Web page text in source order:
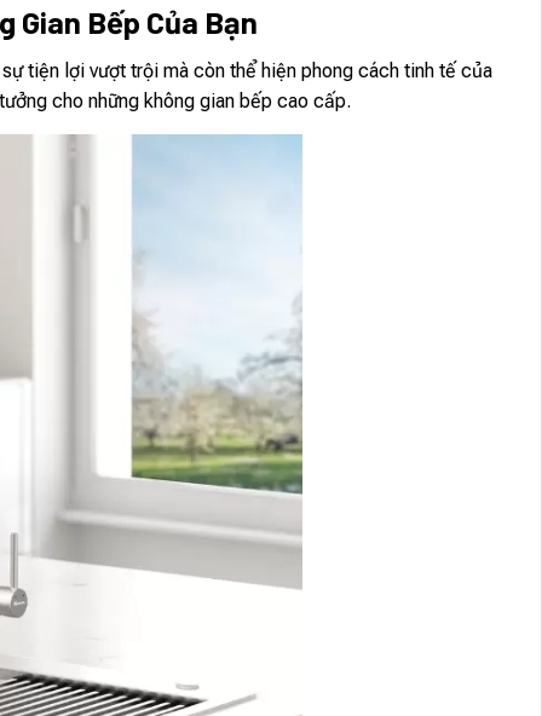
Gian Bếp Của Bạn
tiện lợi vượt trội mà còn thể hiện phong cách tinh tế của
cho những không gian bếp cao cấp.